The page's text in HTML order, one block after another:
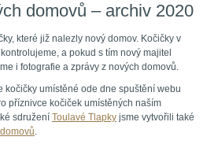
domovů – archiv 2020
které již nalezly nový domov. Kočičky v
a pokud s tím nový majitel
i fotografie a zprávy z nových domovů.
kočičky umístěné ode dne spuštění webu
příznivce kočiček umístěných naším
sdružení Toulavé Tlapky jsme vytvořili také
.